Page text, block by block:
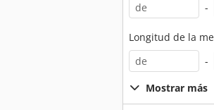
-
Longitud de la
-
Mostrar más